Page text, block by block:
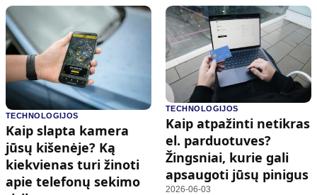
TECHNOLOGIJOS
Kaip slapta kamera
jūsų kišenėje? Ką
kiekvienas turi žinoti
apie telefonų sekimo
TECHNOLOGIJOS
Kaip atpažinti netikras
el. parduotuves?
Žingsniai, kurie gali
apsaugoti jūsų pinigus
2026-06-03